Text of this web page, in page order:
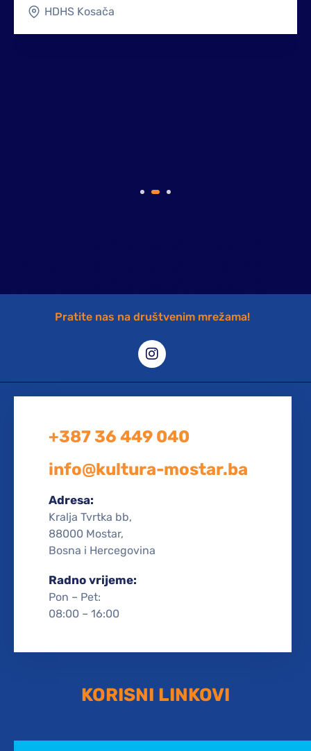
HDHS Kosača
Pratite nas na društvenim mrežama!
+387 36 449 040
info@kultura-mostar.ba
Adresa:
Kralja Tvrtka bb,
88000 Mostar,
Bosna i Hercegovina
Radno vrijeme:
Pon – Pet:
08:00 – 16:00
KORISNI LINKOVI